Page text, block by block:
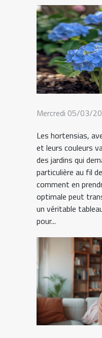
Mercredi 05/03/
Les hortensias,
et leurs couleurs
des jardins qui
particulière au fil
comment en
optimale peut
un véritable
pour...